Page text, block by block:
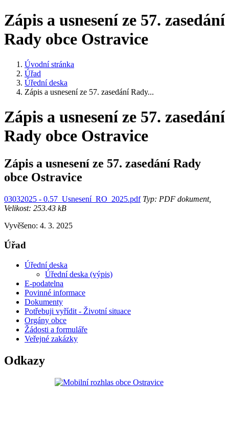
Zápis a usnesení ze 57. zasedání
Rady obce Ostravice
Úvodní stránka
Úřad
Úřední deska
Zápis a usnesení ze 57. zasedání Rady...
Zápis a usnesení ze 57. zasedání
Rady obce Ostravice
Zápis a usnesení ze 57. zasedání Rady
obce Ostravice
03032025 - 0.57_Usnesení_RO_2025.pdfTyp: PDF dokument,
Velikost: 253.43 kB
Vyvěšeno: 4. 3. 2025
Úřad
Úřední deska
Úřední deska (výpis)
E-podatelna
Povinné informace
Dokumenty
Potřebuji vyřídit - Životní situace
Orgány obce
Žádosti a formuláře
Veřejné zakázky
Odkazy